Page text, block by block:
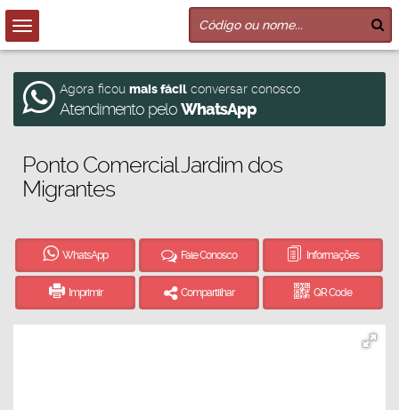
Agora ficou mais fácil conversar conosco
Atendimento peloWhatsApp
Ponto Comercial Jardim dos
Migrantes
WhatsApp Fale Conosco Informações
Imprimir Compartilhar QR Code